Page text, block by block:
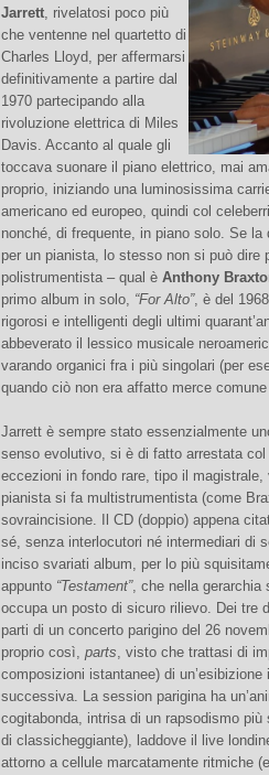
Jarrett, rivelatosi poco più
che ventenne nel quartetto di
Charles Lloyd, per affermarsi
definitivamente a partire dal
1970 partecipando alla
rivoluzione elettrica di Miles
Davis. Accanto al quale gli
toccava suonare il piano elettrico, mai
proprio, iniziando una luminosissima
americano ed europeo, quindi col
nonché, di frequente, in piano solo. Se
per un pianista, lo stesso non si può dire
polistrumentista – qual è Anthony
primo album in solo, “For Alto”, è del
rigorosi e intelligenti degli ultimi
abbeverato il lessico musicale
varando organici fra i più singolari (per
quando ciò non era affatto merce
Jarrett è sempre stato essenzialmente
senso evolutivo, si è di fatto arrestata
eccezioni in fondo rare, tipo il
pianista si fa multistrumentista (come
sovraincisione. Il CD (doppio) appena
sé, senza interlocutori né intermediari di
inciso svariati album, per lo più
appunto “Testament”, che nella gerarchia
occupa un posto di sicuro rilievo. Dei tre
parti di un concerto parigino del 26
proprio così, parts, visto che trattasi di
composizioni istantanee) di
successiva. La session parigina ha
cogitabonda, intrisa di un rapsodismo
di classicheggiante), laddove il live
attorno a cellule marcatamente ritmiche